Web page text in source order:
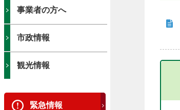
事業者の方へ
市政情報
観光情報
緊急情報